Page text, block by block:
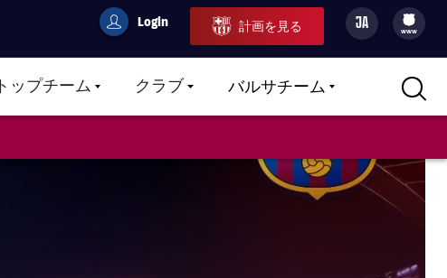
userCulers
Login 計画を見る JA
filled-badge
www
トップチームLABEL.ARIA.CARETDOWN
クラブLABEL.ARIA.CARETDOWN
バルサチームLABEL.ARIA.CARETDOWN